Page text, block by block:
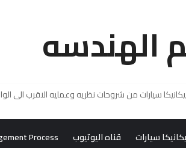
الهندسه
سيارات قناه اليوتيوب Process